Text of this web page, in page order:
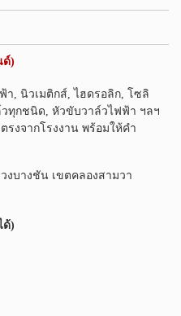
ด์)
, นิวเมติกส์, ไฮดรอลิก, โซลิ
วทุกชนิด, หัวขับวาล์วไฟฟ้า ฯลฯ
งจากโรงงาน พร้อมให้คำ
งบางชัน เขตคลองสามวา
ด้)